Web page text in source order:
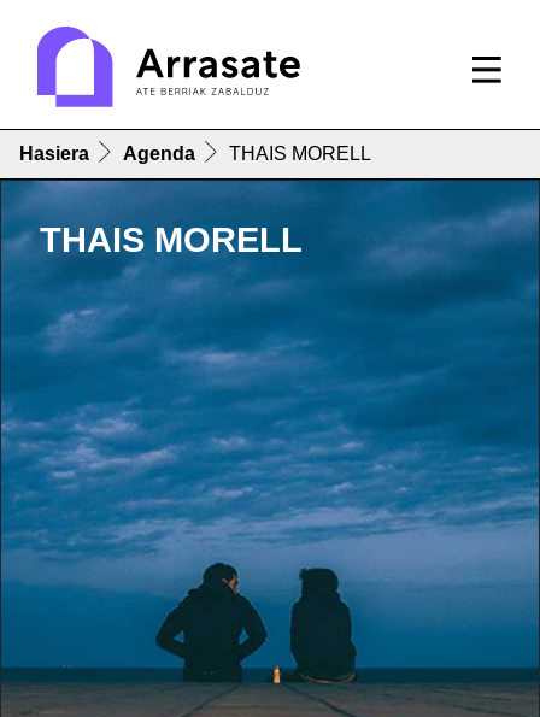
Hasiera Agenda THAIS MORELL
THAIS MORELL